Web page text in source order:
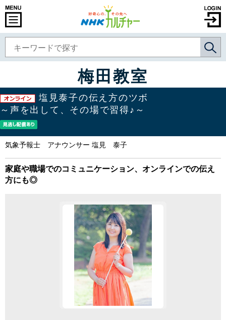
梅田教室
塩見泰子の伝え方のツボ
～声を出して、その場で習得♪～
気象予報士 アナウンサー 塩見 泰子
家庭や職場でのコミュニケーション、オンラインでの伝え
方にも◎